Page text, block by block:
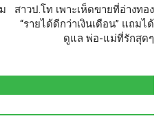
สาวป.โท เพาะเห็ดขายที่อ่างทอง
“รายได้ดีกว่าเงินเดือน” แถมได้
ดูแล พ่อ-แม่ที่รักสุดๆ